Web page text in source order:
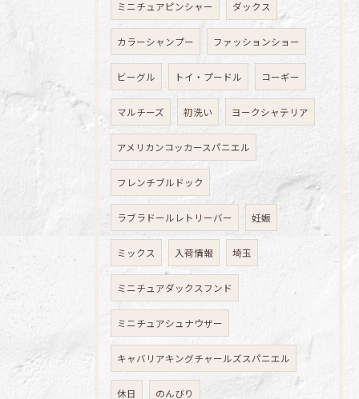
ミニチュアピンシャー ダックス
カラーシャンプー ファッションショー
ビーグル トイ・プードル コーギー
マルチーズ 初洗い ヨークシャテリア
アメリカンコッカースパニエル
フレンチブルドック
ラブラドールレトリーバー 妊娠
ミックス 入荷情報 埼玉
ミニチュアダックスフンド
ミニチュアシュナウザー
キャバリアキングチャールズスパニエル
休日 のんびり